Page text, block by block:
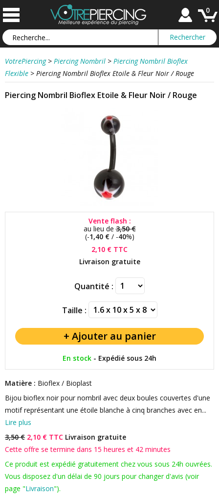
0
VotrePiercing > Piercing Nombril > Piercing Nombril Bioflex
Flexible > Piercing Nombril Bioflex Etoile & Fleur Noir / Rouge
Piercing Nombril Bioflex Etoile & Fleur Noir / Rouge
Vente flash :
au lieu de3,50 €
(-1,40 €/ -40%)
2,10 € TTC
Livraison gratuite
Quantité :
Taille :
En stock - Expédié sous 24h
Matière : Bioflex / Bioplast
Bijou bioflex noir pour nombril avec deux boules couvertes d'une
motif représentant une étoile blanche à cinq branches avec en...
Lire plus
3,50 € 2,10 € TTC Livraison gratuite
Cette offre se termine dans 15 heures et 42 minutes
Ce produit est expédié gratuitement chez vous sous 24h ouvrées.
Vous disposez d'un délai de 90 jours pour changer d'avis (voir
page "Livraison").